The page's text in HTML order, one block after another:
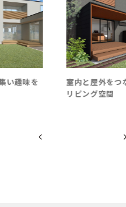
室内と屋外をつなぐ庭の